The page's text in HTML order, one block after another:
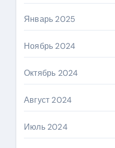
Январь 2025
Ноябрь 2024
Октябрь 2024
Август 2024
Июль 2024